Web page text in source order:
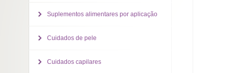
Suplementos alimentares por aplicação
Cuidados de pele
Cuidados capilares